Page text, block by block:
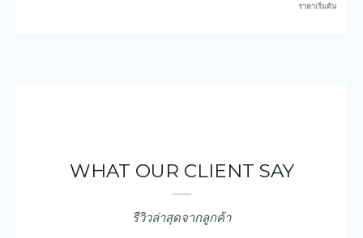
ราคาเริ่มต้น
WHAT OUR CLIENT SAY
รีวิวล่าสุดจากลูกค้า